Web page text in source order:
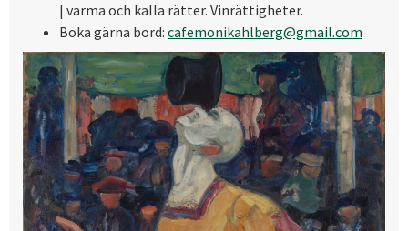
| varma och kalla rätter. Vinrättigheter.
Boka gärna bord: cafemonikahlberg@gmail.com